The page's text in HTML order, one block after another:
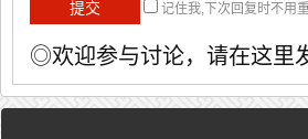
记住我,下次回复时不用
◎欢迎参与讨论，请在这里